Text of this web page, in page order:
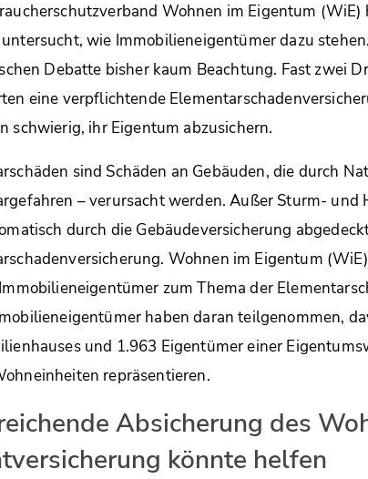
Wohnen im Eigentum
wie Immobilieneigentümer dazu
Debatte bisher kaum Beachtung. Fast zwei
eine verpflichtende
schwierig, ihr Eigentum abzusichern.
sind Schäden an Gebäuden, die durch
– verursacht werden. Außer Sturm- und
durch die Gebäudeversicherung
Wohnen im Eigentum
zum Thema der
haben daran teilgenommen,
und 1.963 Eigentümer einer
repräsentieren.
Absicherung des
könnte helfen